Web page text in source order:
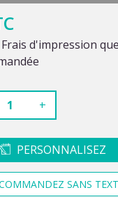
d'impression
+
PERSONNALISEZ
SANS